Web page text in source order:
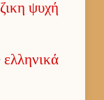
ψυχή
ελ­ληνικά